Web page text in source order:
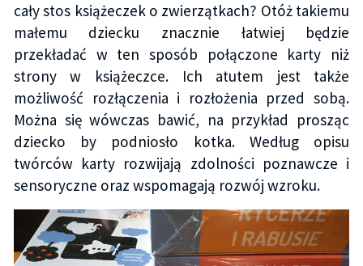
cały stos książeczek o zwierzątkach? Otóż takiemu
małemu dziecku znacznie łatwiej będzie
przekładać w ten sposób połączone karty niż
strony w książeczce. Ich atutem jest także
możliwość rozłączenia i rozłożenia przed sobą.
Można się wówczas bawić, na przykład prosząc
dziecko by podniosło kotka. Według opisu
twórców karty rozwijają zdolności poznawcze i
sensoryczne oraz wspomagają rozwój wzroku.